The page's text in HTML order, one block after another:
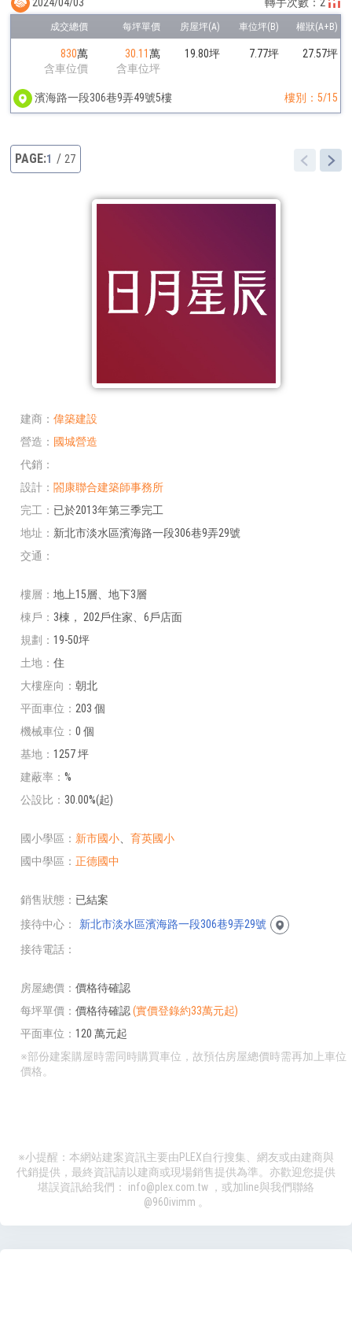
建商
偉築建設
營造
國城營造
代銷
設計
閤康聯合建築師事務所
完工
已於2013年第三季完工
地址
新北市淡水區濱海路一段306巷9弄29號
交通
樓層
地上15層、地下3層
棟戶
3棟， 202戶住家、6戶店面
規劃
19-50坪
土地
住
大樓座向
朝北
平面車位
203 個
機械車位
0 個
基地
1257 坪
建蔽率
%
公設比
30.00%(起)
國小學區 新市國小 、育英國小
國中學區
正德國中
銷售狀態
已結案
接待中心
新北市淡水區濱海路一段306巷9弄29號
接待電話
房屋總價
價格待確認
每坪單價
價格待確認(實價登錄約33萬元起)
平面車位
120 萬元起
※部份建案購屋時需同時購買車位，故預估房屋總價時需再加上車位
價格。
830萬
含車位價
30.11萬
含車位坪
19.80坪 7.77坪 27.57坪
濱海路一段306巷9弄49號5樓 樓別：5/15
轉手次數：2
1 27
※小提醒：本網站建案資訊主要由PLEX自行搜集、網友或由建商與
代銷提供，最終資訊請以建商或現場銷售提供為準。亦歡迎您提供
堪誤資訊給我們： info@plex.com.tw ，或加line與我們聯絡
@960ivimm 。